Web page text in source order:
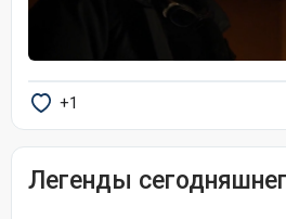
+1
Легенды